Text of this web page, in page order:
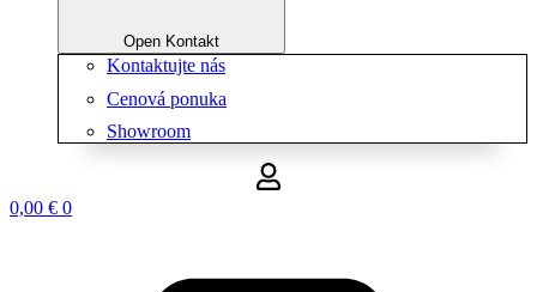
Open Kontakt
Kontaktujte nás
Cenová ponuka
Showroom
0,00 € 0